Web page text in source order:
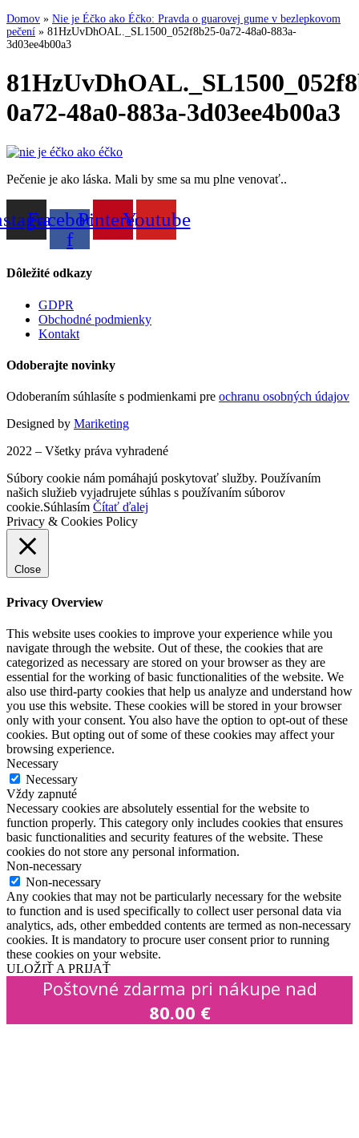
Domov » Nie je Éčko ako Éčko: Pravda o guarovej gume v bezlepkovom
pečení » 81HzUvDhOAL._SL1500_052f8b25-0a72-48a0-883a-
3d03ee4b00a3
0a72-48a0-883a-3d03ee4b00a3
Pečenie je ako láska. Mali by sme sa mu plne venovať..
Facebook-
f
PinterestYoutube
Dôležité odkazy
GDPR
Obchodné podmienky
Kontakt
Odoberajte novinky
Odoberaním súhlasíte s podmienkami pre ochranu osobných údajov
Designed by Mariketing
2022 – Všetky práva vyhradené
Súbory cookie nám pomáhajú poskytovať služby. Používaním
našich služieb vyjadrujete súhlas s používaním súborov
cookie.Súhlasím Čítať ďalej
Privacy & Cookies Policy
Close
Privacy Overview
This website uses cookies to improve your experience while you
navigate through the website. Out of these, the cookies that are
categorized as necessary are stored on your browser as they are
essential for the working of basic functionalities of the website. We
also use third-party cookies that help us analyze and understand how
you use this website. These cookies will be stored in your browser
only with your consent. You also have the option to opt-out of these
cookies. But opting out of some of these cookies may affect your
browsing experience.
Necessary
Necessary
Vždy zapnuté
Necessary cookies are absolutely essential for the website to
function properly. This category only includes cookies that ensures
basic functionalities and security features of the website. These
cookies do not store any personal information.
Non-necessary
Non-necessary
Any cookies that may not be particularly necessary for the website
to function and is used specifically to collect user personal data via
analytics, ads, other embedded contents are termed as non-necessary
cookies. It is mandatory to procure user consent prior to running
these cookies on your website.
ULOŽIŤ A PRIJAŤ
Poštovné zdarma pri nákupe nad
80.00 €